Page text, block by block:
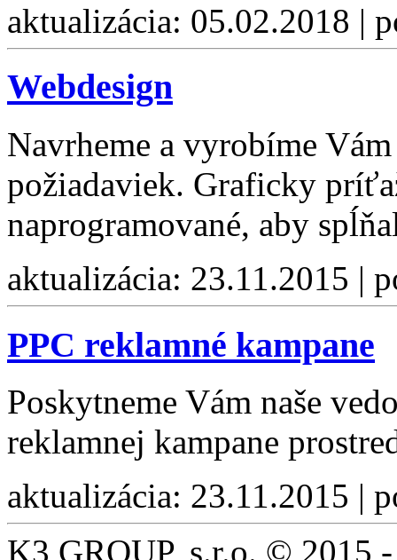
aktualizácia: 05.02.2018 |
Webdesign
Navrheme a vyrobíme
požiadaviek. Graficky
naprogramované, aby
aktualizácia: 23.11.2015 |
PPC reklamné kampane
Poskytneme Vám naše
reklamnej kampane
aktualizácia: 23.11.2015 |
K3 GROUP, s.r.o. © 2015